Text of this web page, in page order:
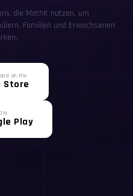
die MathIt nutzen, um
Familien und Erwachsenen
on the
Store
Play